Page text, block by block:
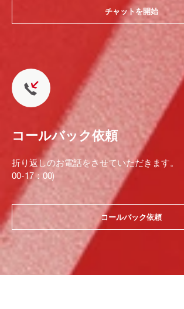
チャットを開始
コールバック依頼
折り返しのお電話をさせていただきます。
00-17：00)
コールバック依頼